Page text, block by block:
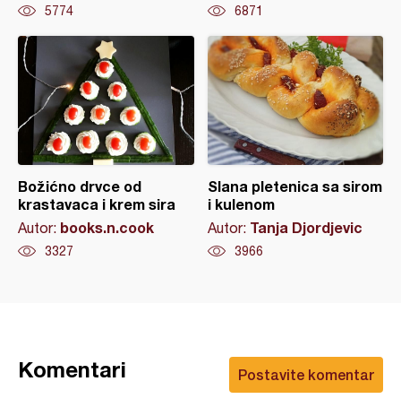
5774 6871
Božićno drvce od
krastavaca i krem sira
Autor: books.n.cook
3327
Slana pletenica sa sirom
i kulenom
Autor: Tanja Djordjevic
3966
Postavite komentar
Komentari